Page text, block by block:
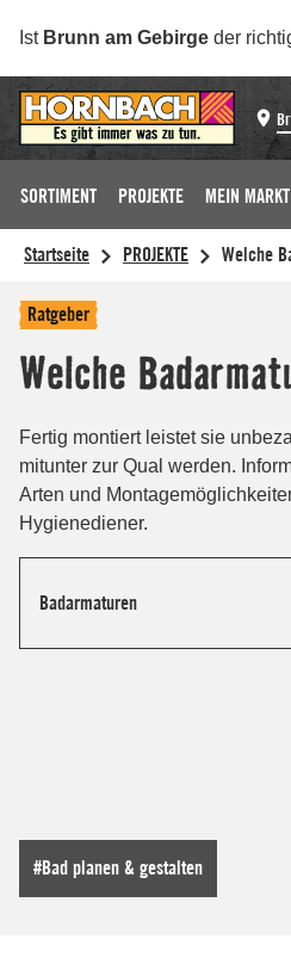
Ist Brunn am Gebirge der
SORTIMENT PROJEKTE MEIN MARKT